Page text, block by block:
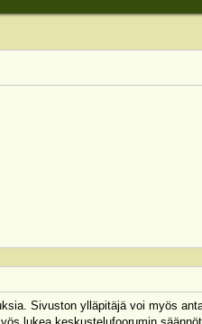
Sivuston ylläpitäjä voi myös